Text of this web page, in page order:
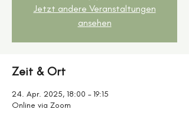
Jetzt andere Veranstaltungen
ansehen
Zeit & Ort
24. Apr. 2025, 18:00 – 19:15
Online via Zoom